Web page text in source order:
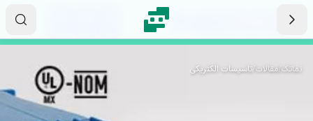
نماتک/مقالات/تاسیسات الکتریکی